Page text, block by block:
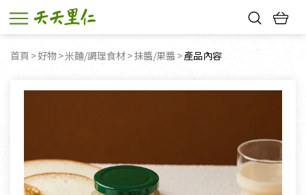
首頁 好物 米麵/調理食材 抹醬/果醬 目前頁面：
產品內容